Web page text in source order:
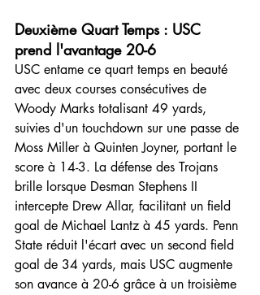
Deuxième Quart Temps : USC
prend l'avantage 20-6
USC entame ce quart temps en beauté
avec deux courses consécutives de
Woody Marks totalisant 49 yards,
suivies d'un touchdown sur une passe de
Moss Miller à Quinten Joyner, portant le
score à 14-3. La défense des Trojans
brille lorsque Desman Stephens II
intercepte Drew Allar, facilitant un field
goal de Michael Lantz à 45 yards. Penn
State réduit l'écart avec un second field
goal de 34 yards, mais USC augmente
son avance à 20-6 grâce à un troisième